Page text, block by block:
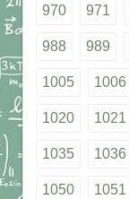
970 971
988 989
1005 1006
1020 1021
1035 1036
1050 1051